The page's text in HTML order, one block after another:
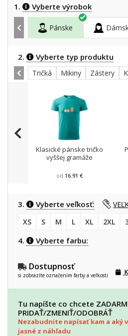
1. Vyberte výrobok
Pánske
2. Vyberte typ produktu
Tričká Mikiny Zástery
Klasické pánske tričko
vyššej gramáže
od 16.91 €
3. Vyberte veľkosť:
XS
S M L XL 2XL
4. Vyberte farbu:
Dostupnosť
si zobrazíte označením farby a veľkosti
Tu napíšte co chcete
PRIDAŤ/ZMENIŤ/ODOBRÁŤ
Nezabudnite napísať kam a aký
jasné z náhľadu